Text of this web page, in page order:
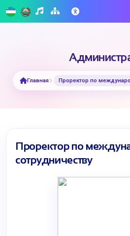
Главная Проректор по
Проректор по
сотрудничеству